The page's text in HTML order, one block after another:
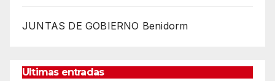
JUNTAS DE GOBIERNO Benidorm
Ultimas entradas